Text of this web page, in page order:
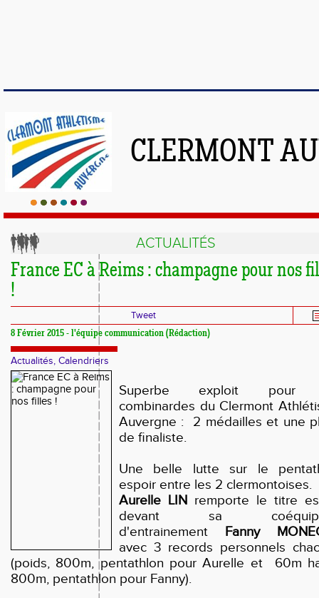
CLERMONT
ACTUALITÉS
France EC à Reims : champagne pour nos
!
Tweet
8 Février 2015 - l'équipe communication (Rédaction)
Actualités, Calendriers
Superbe exploit pour
combinardes du Clermont
Auvergne : 2 médailles et une
de finaliste.
Une belle lutte sur le
espoir entre les 2 clermontoises.
Aurelle LIN remporte le titre
devant sa
d'entrainement Fanny
avec 3 records personnels
(poids, 800m, pentathlon pour Aurelle et 60m
800m, pentathlon pour Fanny).